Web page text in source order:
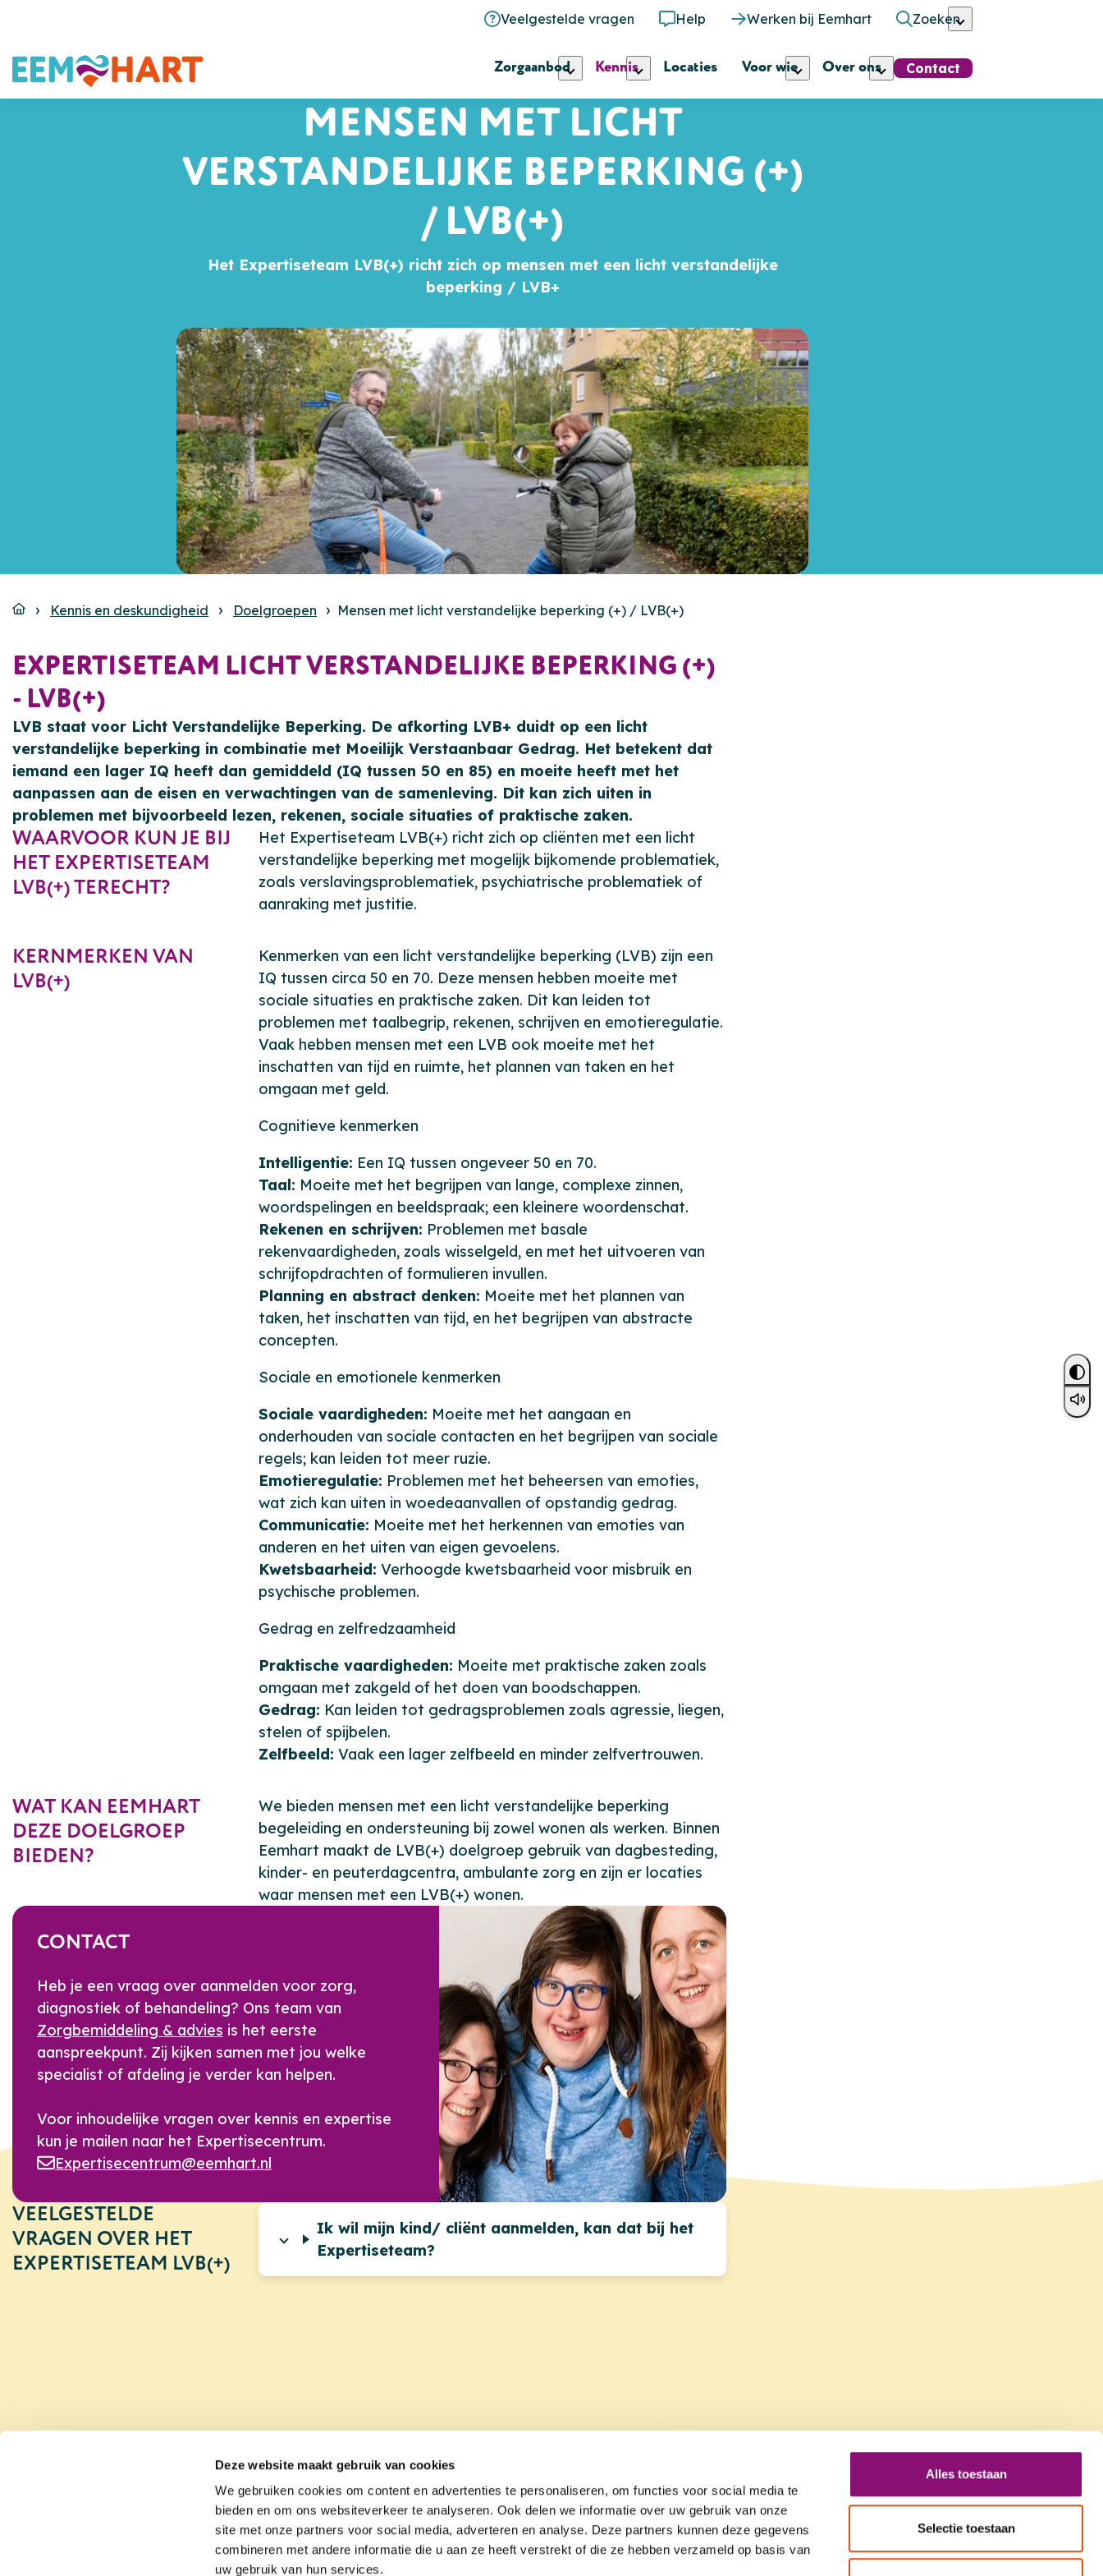
Deze website maakt gebruik van cookies
We gebruiken cookies om content en advertenties te personaliseren, om functies voor social media te
bieden en om ons websiteverkeer te analyseren. Ook delen we informatie over uw gebruik van onze
site met onze partners voor social media, adverteren en analyse. Deze partners kunnen deze gegevens
combineren met andere informatie die u aan ze heeft verstrekt of die ze hebben verzameld op basis van
uw gebruik van hun services.
Alles toestaan
Selectie toestaan
Veelgestelde vragen Help Werken bij Eemhart Zoeken
Zorgaanbod Kennis Locaties Voor wie Over ons Contact
MENSEN MET LICHT
VERSTANDELIJKE BEPERKING (+)
/ LVB(+)
Het Expertiseteam LVB(+) richt zich op mensen met een licht verstandelijke
beperking / LVB+
Kennis en deskundigheid Doelgroepen Mensen met licht verstandelijke beperking (+) / LVB(+)
EXPERTISETEAM LICHT VERSTANDELIJKE BEPERKING (+)
- LVB(+)
LVB staat voor Licht Verstandelijke Beperking. De afkorting LVB+ duidt op een licht
verstandelijke beperking in combinatie met Moeilijk Verstaanbaar Gedrag. Het betekent dat
iemand een lager IQ heeft dan gemiddeld (IQ tussen 50 en 85) en moeite heeft met het
aanpassen aan de eisen en verwachtingen van de samenleving. Dit kan zich uiten in
problemen met bijvoorbeeld lezen, rekenen, sociale situaties of praktische zaken.
WAARVOOR KUN JE BIJ
HET EXPERTISETEAM
LVB(+) TERECHT?
Het Expertiseteam LVB(+) richt zich op cliënten met een licht
verstandelijke beperking met mogelijk bijkomende problematiek,
zoals verslavingsproblematiek, psychiatrische problematiek of
aanraking met justitie.
KERNMERKEN VAN
LVB(+)
Kenmerken van een licht verstandelijke beperking (LVB) zijn een
IQ tussen circa 50 en 70. Deze mensen hebben moeite met
sociale situaties en praktische zaken. Dit kan leiden tot
problemen met taalbegrip, rekenen, schrijven en emotieregulatie.
Vaak hebben mensen met een LVB ook moeite met het
inschatten van tijd en ruimte, het plannen van taken en het
omgaan met geld.
Cognitieve kenmerken
Intelligentie: Een IQ tussen ongeveer 50 en 70.
Taal: Moeite met het begrijpen van lange, complexe zinnen,
woordspelingen en beeldspraak; een kleinere woordenschat.
Rekenen en schrijven: Problemen met basale
rekenvaardigheden, zoals wisselgeld, en met het uitvoeren van
schrijfopdrachten of formulieren invullen.
Planning en abstract denken: Moeite met het plannen van
taken, het inschatten van tijd, en het begrijpen van abstracte
concepten.
Sociale en emotionele kenmerken
Sociale vaardigheden: Moeite met het aangaan en
onderhouden van sociale contacten en het begrijpen van sociale
regels; kan leiden tot meer ruzie.
Emotieregulatie: Problemen met het beheersen van emoties,
wat zich kan uiten in woedeaanvallen of opstandig gedrag.
Communicatie: Moeite met het herkennen van emoties van
anderen en het uiten van eigen gevoelens.
Kwetsbaarheid: Verhoogde kwetsbaarheid voor misbruik en
psychische problemen.
Gedrag en zelfredzaamheid
Praktische vaardigheden: Moeite met praktische zaken zoals
omgaan met zakgeld of het doen van boodschappen.
Gedrag: Kan leiden tot gedragsproblemen zoals agressie, liegen,
stelen of spijbelen.
Zelfbeeld: Vaak een lager zelfbeeld en minder zelfvertrouwen.
WAT KAN EEMHART
DEZE DOELGROEP
BIEDEN?
We bieden mensen met een licht verstandelijke beperking
begeleiding en ondersteuning bij zowel wonen als werken. Binnen
Eemhart maakt de LVB(+) doelgroep gebruik van dagbesteding,
kinder- en peuterdagcentra, ambulante zorg en zijn er locaties
waar mensen met een LVB(+) wonen.
CONTACT
Heb je een vraag over aanmelden voor zorg,
diagnostiek of behandeling? Ons team van
Zorgbemiddeling & advies is het eerste
aanspreekpunt. Zij kijken samen met jou welke
specialist of afdeling je verder kan helpen.
Voor inhoudelijke vragen over kennis en expertise
kun je mailen naar het Expertisecentrum.
Expertisecentrum@eemhart.nl
VEELGESTELDE
VRAGEN OVER HET
EXPERTISETEAM LVB(+)
Ik wil mijn kind/ cliënt aanmelden, kan dat bij het
Expertiseteam?
Nieuws